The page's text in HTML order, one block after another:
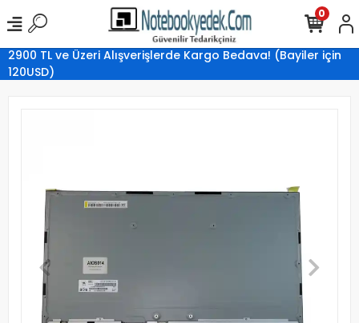
2900 TL ve Üzeri Alışverişlerde Kargo Bedava! (Bayiler için
120USD)
0